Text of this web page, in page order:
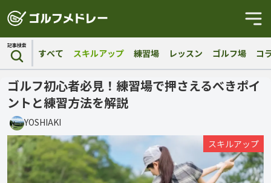
記事検索
すべて スキルアップ 練習場 レッスン ゴルフ場 コ
ゴルフ初心者必見！練習場で押さえるべきポイ
ントと練習方法を解説
YOSHIAKI
スキルアップ